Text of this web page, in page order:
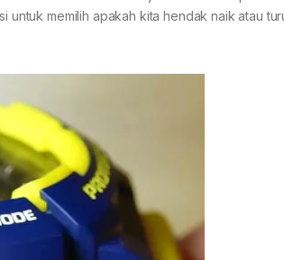
untuk memilih apakah kita hendak naik atau